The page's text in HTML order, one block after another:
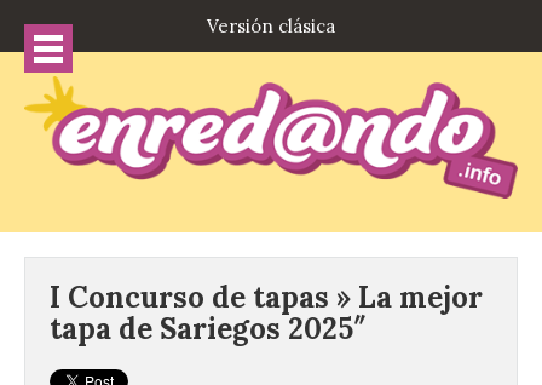
Versión clásica
I Concurso de tapas » La mejor
tapa de Sariegos 2025″